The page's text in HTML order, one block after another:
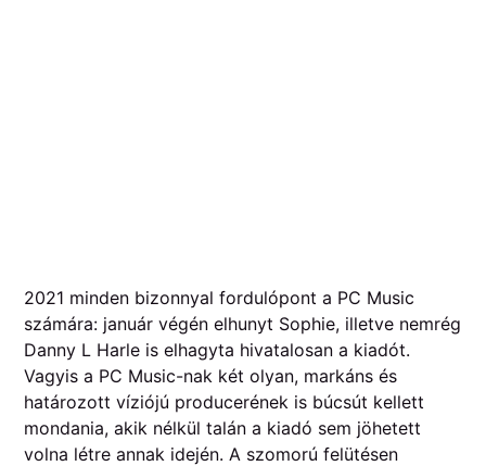
2021 minden bizonnyal fordulópont a PC Music
számára: január végén elhunyt Sophie, illetve nemrég
Danny L Harle is elhagyta hivatalosan a kiadót.
Vagyis a PC Music-nak két olyan, markáns és
határozott víziójú producerének is búcsút kellett
mondania, akik nélkül talán a kiadó sem jöhetett
volna létre annak idején. A szomorú felütésen